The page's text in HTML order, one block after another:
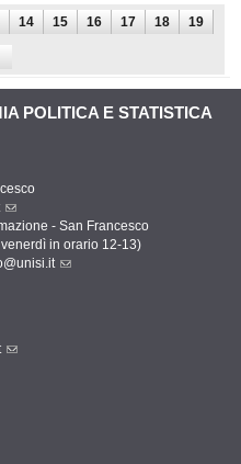
14 15 16 17 18 19
POLITICA E STATISTICA
- San Francesco
in orario 12-13)